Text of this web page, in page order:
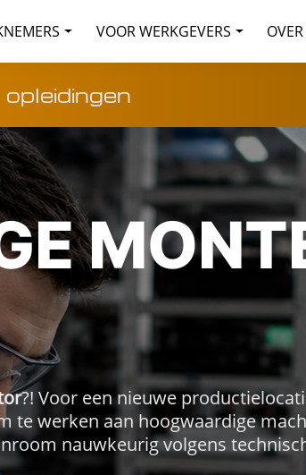
VOOR WERKGEVERS
opleidingen
?! Voor een nieuwe
te werken aan hoogwaardige
nauwkeurig volgens